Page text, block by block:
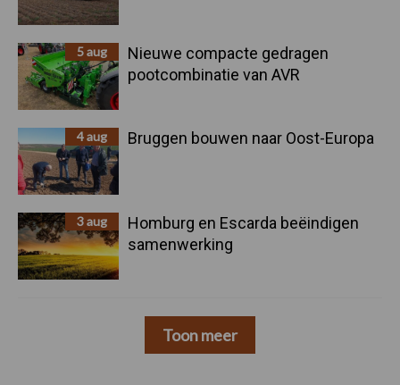
5 aug
Nieuwe compacte gedragen
pootcombinatie van AVR
4 aug Bruggen bouwen naar Oost-Europa
3 aug
Homburg en Escarda beëindigen
samenwerking
Toon meer